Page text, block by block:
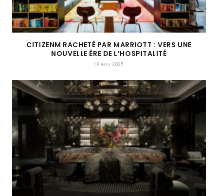
CITIZENM RACHETÉ PAR MARRIOTT : VERS UNE
NOUVELLE ÈRE DE L’HOSPITALITÉ
19 MAI 2025